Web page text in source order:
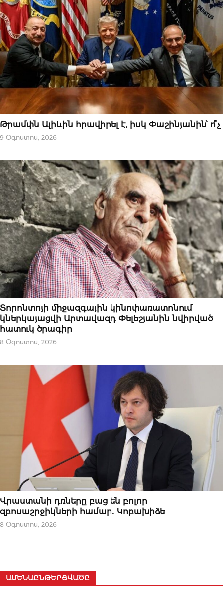
ԿԱՐԵՎՈՐԸ
Թրամփն Ալիևին հրավիրել է, իսկ Փաշինյանին՝ ո՞չ
9 Օգոստոս, 2026
ԱԶԳԱՅԻՆ
Տորոնտոյի միջազգային կինոփառատոնում
կներկայացվի Արտավազդ Փելեշյանին նվիրված
հատուկ ծրագիր
8 Օգոստոս, 2026
ՆՈՐՈՒԹՅՈՒՆՆԵՐ
Վրաստանի դռները բաց են բոլոր
զբոսաշրջիկների համար․ Կոբախիձե
8 Օգոստոս, 2026
ԱՄԵՆԱԸՆԹԵՐՑՎԱԾԸ